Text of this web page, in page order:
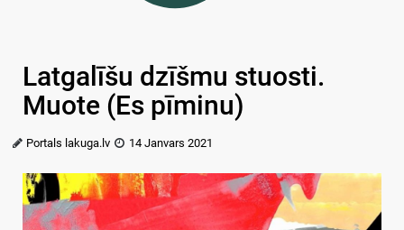
Latgalīšu dzīšmu stuosti.
Muote (Es pīminu)
Portals lakuga.lv 14 Janvars 2021